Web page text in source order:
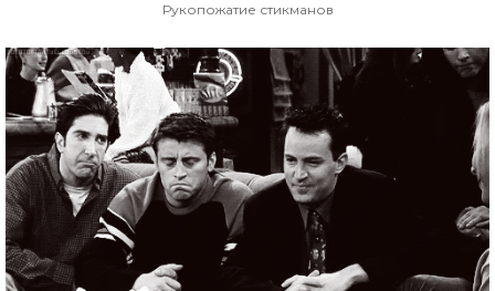
Рукопожатие стикманов